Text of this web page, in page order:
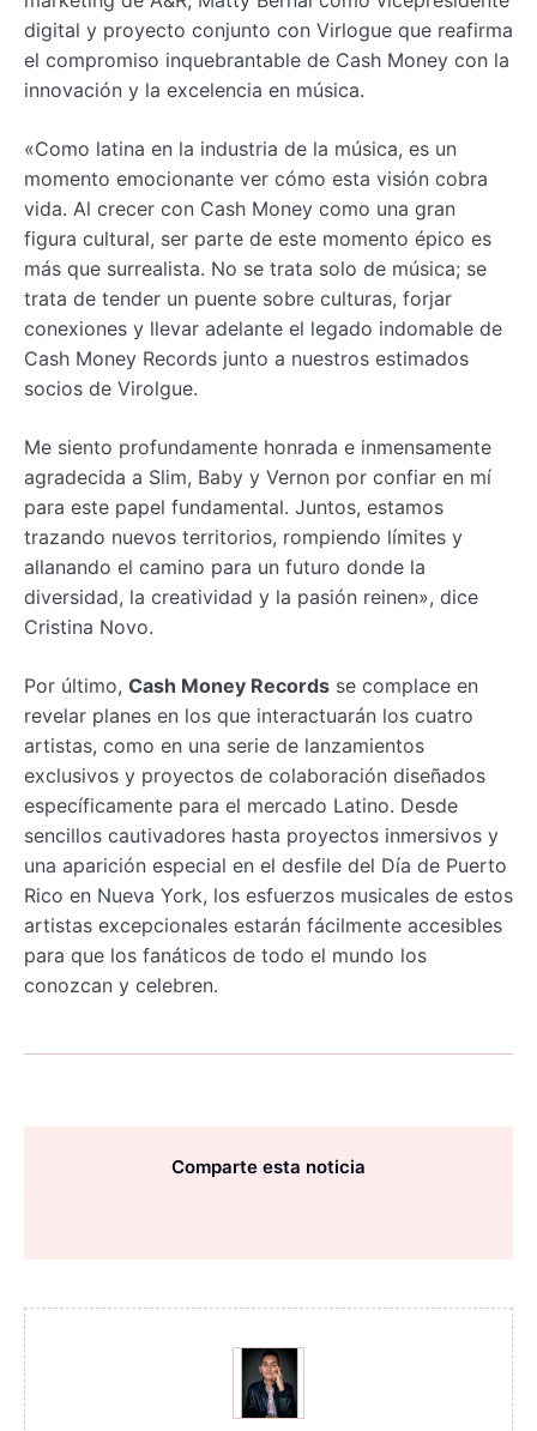
digital y proyecto conjunto con Virlogue que reafirma
el compromiso inquebrantable de Cash Money con la
innovación y la excelencia en música.
«Como latina en la industria de la música, es un
momento emocionante ver cómo esta visión cobra
vida. Al crecer con Cash Money como una gran
figura cultural, ser parte de este momento épico es
más que surrealista. No se trata solo de música; se
trata de tender un puente sobre culturas, forjar
conexiones y llevar adelante el legado indomable de
Cash Money Records junto a nuestros estimados
socios de Virolgue.
Me siento profundamente honrada e inmensamente
agradecida a Slim, Baby y Vernon por confiar en mí
para este papel fundamental. Juntos, estamos
trazando nuevos territorios, rompiendo límites y
allanando el camino para un futuro donde la
diversidad, la creatividad y la pasión reinen», dice
Cristina Novo.
Por último, Cash Money Records se complace en
revelar planes en los que interactuarán los cuatro
artistas, como en una serie de lanzamientos
exclusivos y proyectos de colaboración diseñados
específicamente para el mercado Latino. Desde
sencillos cautivadores hasta proyectos inmersivos y
una aparición especial en el desfile del Día de Puerto
Rico en Nueva York, los esfuerzos musicales de estos
artistas excepcionales estarán fácilmente accesibles
para que los fanáticos de todo el mundo los
conozcan y celebren.
Comparte esta noticia